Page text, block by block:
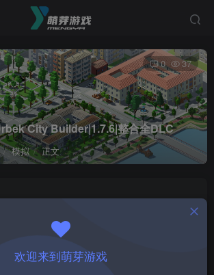
City Builder|1.7.6|整合全DLC
模拟 正文
0 37
请付费后查看
￥1
欢迎来到萌芽游戏